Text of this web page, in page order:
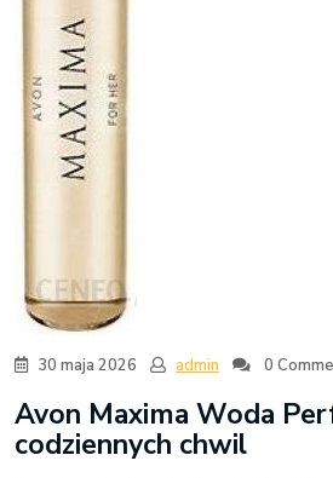
30 maja 2026 admin 0
Avon Maxima Woda
codziennych chwil